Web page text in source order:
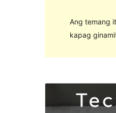
Ang temang
kapag